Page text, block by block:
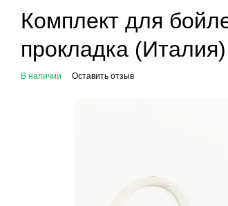
Комплект для
прокладка (Италия)
В наличии Оставить отзыв